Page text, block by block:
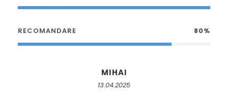
RECOMANDARE 80%
MIHAI
13.04.2025